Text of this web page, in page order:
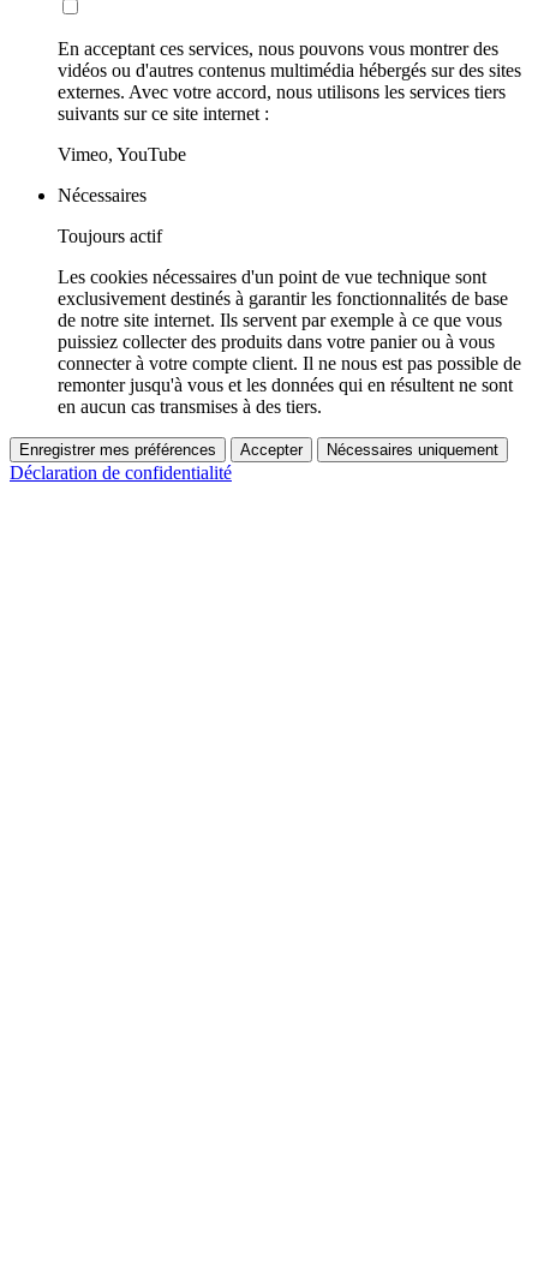
En acceptant ces services, nous pouvons vous montrer des
vidéos ou d'autres contenus multimédia hébergés sur des sites
externes. Avec votre accord, nous utilisons les services tiers
suivants sur ce site internet :
Vimeo, YouTube
Nécessaires
Toujours actif
Les cookies nécessaires d'un point de vue technique sont
exclusivement destinés à garantir les fonctionnalités de base
de notre site internet. Ils servent par exemple à ce que vous
puissiez collecter des produits dans votre panier ou à vous
connecter à votre compte client. Il ne nous est pas possible de
remonter jusqu'à vous et les données qui en résultent ne sont
en aucun cas transmises à des tiers.
Enregistrer mes préférences Accepter Nécessaires uniquement
Déclaration de confidentialité